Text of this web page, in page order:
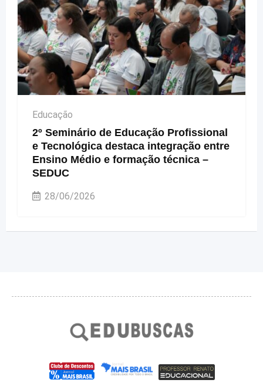
Educação
2º Seminário de Educação Profissional
e Tecnológica destaca integração entre
Ensino Médio e formação técnica –
SEDUC
28/06/2026